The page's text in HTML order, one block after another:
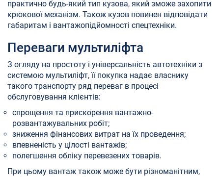
практично будь-який тип кузова, який зможе захопити
крюкової механізм. Також кузов повинен відповідати
габаритам і вантажопідйомності спецтехніки.
Переваги мультиліфта
З огляду на простоту і універсальність автотехніки з
системою мультиліфт, її покупка надає власнику
такого транспорту ряд переваг в процесі
обслуговування клієнтів:
спрощення та прискорення вантажно-
розвантажувальних робіт;
зниження фінансових витрат на їх проведення;
впевненість у цілості вантажів;
полегшення обліку перевезених товарів.
При цьому вантаж також може бути різноманітним,